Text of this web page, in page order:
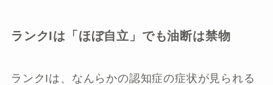
ランクIは「ほぼ自立」でも油断は禁物
ランクIは、なんらかの認知症の症状が見られる